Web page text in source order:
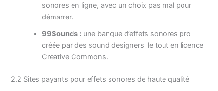
sonores en ligne, avec un choix pas mal pour
démarrer.
99Sounds : une banque d’effets sonores pro
créée par des sound designers, le tout en licence
Creative Commons.
2.2 Sites payants pour effets sonores de haute qualité